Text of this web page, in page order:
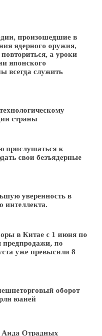
произошедшие в
ядерного оружия,
а уроки
японского
всегда служить
страны
прислушаться к
свои безъядерные
уверенность в
интеллекта.
в Китае с 1 июня по
предпродажи, по
уже превысили 8
оборот
юаней
Отрадных